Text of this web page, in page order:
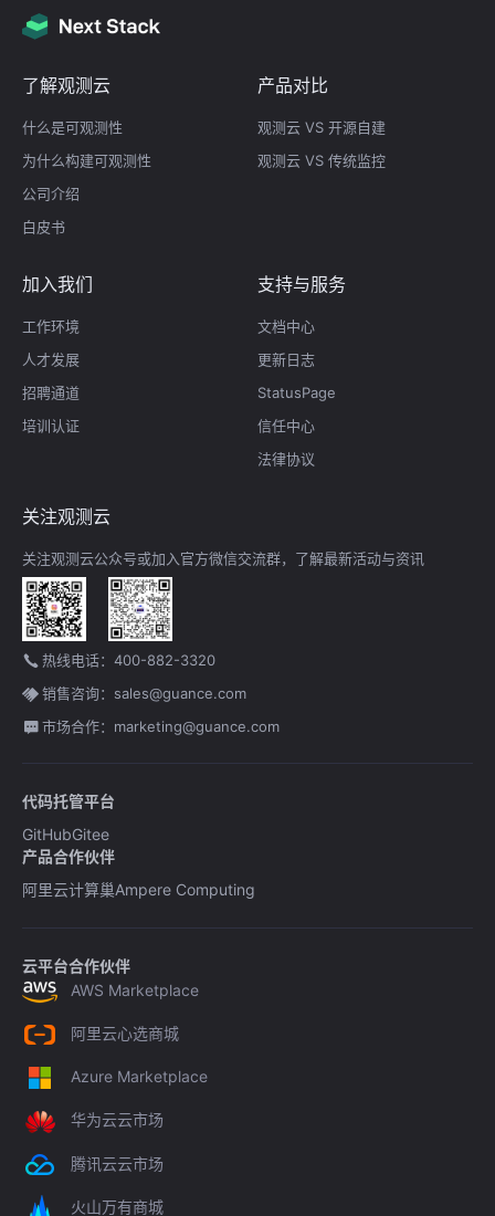
了解观测云
什么是可观测性
为什么构建可观测性
公司介绍
白皮书
产品对比
观测云 VS 开源自建
观测云 VS 传统监控
加入我们
工作环境
人才发展
招聘通道
培训认证
支持与服务
文档中心
更新日志
StatusPage
信任中心
法律协议
关注观测云
关注观测云公众号或加入官方微信交流群，了解最新活动与资讯
热线电话：400-882-3320
销售咨询：sales@guance.com
市场合作：marketing@guance.com
代码托管平台
GitHubGitee
产品合作伙伴
阿里云计算巢Ampere Computing
云平台合作伙伴
AWS Marketplace
阿里云心选商城
Azure Marketplace
华为云云市场
腾讯云云市场
火山万有商城